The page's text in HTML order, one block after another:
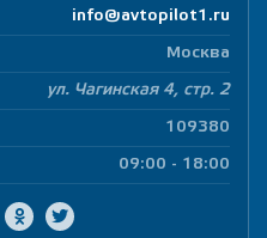
info@avtopilot1.ru
Москва
ул. Чагинская 4, стр. 2
109380
09:00 - 18:00